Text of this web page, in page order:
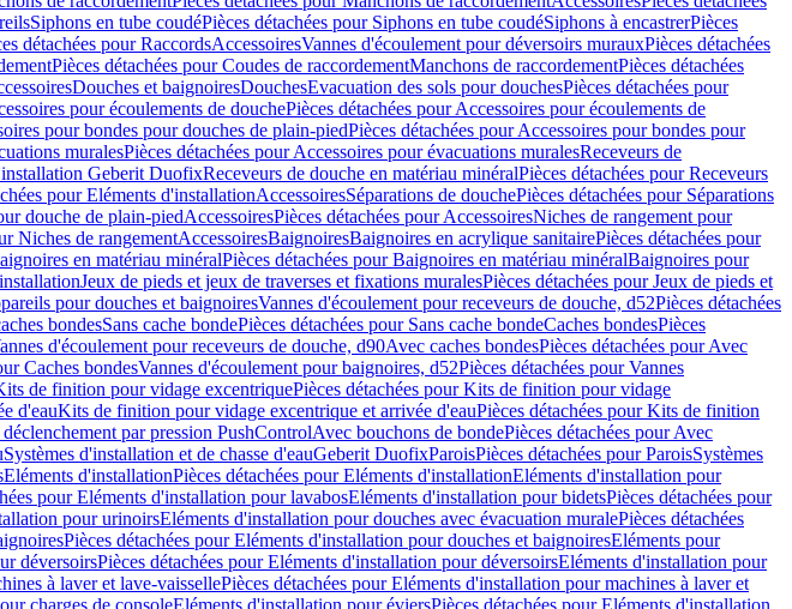
Siphons en tube coudéPièces détachées pour Siphons en tube coudéSiphons à encastrerPièces
détachées pour RaccordsAccessoiresVannes d'écoulement pour déversoirs murauxPièces détachées
Pièces détachées pour Coudes de raccordementManchons de raccordementPièces détachées
Douches et baignoiresDouchesEvacuation des sols pour douchesPièces détachées pour
pour écoulements de douchePièces détachées pour Accessoires pour écoulements de
pour bondes pour douches de plain-piedPièces détachées pour Accessoires pour bondes pour
muralesPièces détachées pour Accessoires pour évacuations muralesReceveurs de
Geberit DuofixReceveurs de douche en matériau minéralPièces détachées pour Receveurs
pour Eléments d'installationAccessoiresSéparations de douchePièces détachées pour Séparations
douche de plain-piedAccessoiresPièces détachées pour AccessoiresNiches de rangement pour
Niches de rangementAccessoiresBaignoiresBaignoires en acrylique sanitairePièces détachées pour
en matériau minéralPièces détachées pour Baignoires en matériau minéralBaignoires pour
Jeux de pieds et jeux de traverses et fixations muralesPièces détachées pour Jeux de pieds et
pour douches et baignoiresVannes d'écoulement pour receveurs de douche, d52Pièces détachées
bondesSans cache bondePièces détachées pour Sans cache bondeCaches bondesPièces
d'écoulement pour receveurs de douche, d90Avec caches bondesPièces détachées pour Avec
Caches bondesVannes d'écoulement pour baignoires, d52Pièces détachées pour Vannes
de finition pour vidage excentriquePièces détachées pour Kits de finition pour vidage
d'eauKits de finition pour vidage excentrique et arrivée d'eauPièces détachées pour Kits de finition
par pression PushControlAvec bouchons de bondePièces détachées pour Avec
Systèmes d'installation et de chasse d'eauGeberit DuofixParoisPièces détachées pour ParoisSystèmes
Eléments d'installationPièces détachées pour Eléments d'installationEléments d'installation pour
pour Eléments d'installation pour lavabosEléments d'installation pour bidetsPièces détachées pour
pour urinoirsEléments d'installation pour douches avec évacuation muralePièces détachées
Pièces détachées pour Eléments d'installation pour douches et baignoiresEléments pour
déversoirsPièces détachées pour Eléments d'installation pour déversoirsEléments d'installation pour
à laver et lave-vaissellePièces détachées pour Eléments d'installation pour machines à laver et
charges de consoleEléments d'installation pour éviersPièces détachées pour Eléments d'installation